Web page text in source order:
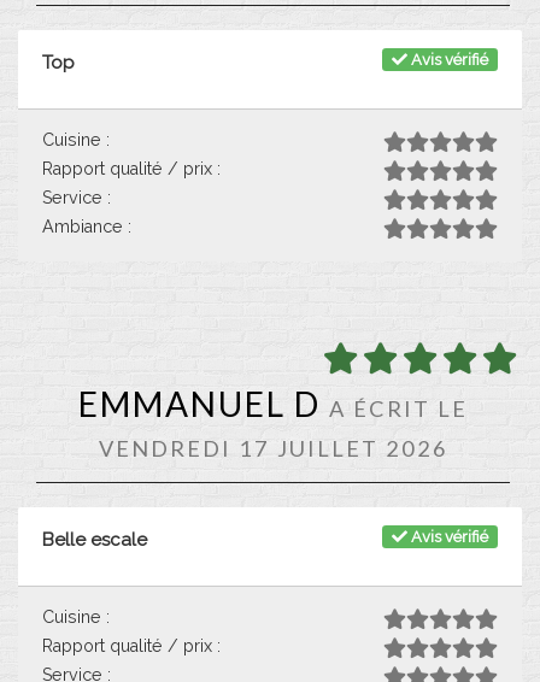
Avis vérifié
Top
Cuisine :
Rapport qualité / prix :
Service :
Ambiance :
EMMANUEL D A ÉCRIT LE
VENDREDI 17 JUILLET 2026
Avis vérifié
Belle escale
Cuisine :
Rapport qualité / prix :
Service :